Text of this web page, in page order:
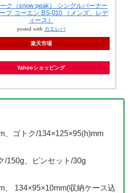
ク（snow peak） シングルバーナー
ブ コーエン BS-010 （メンズ、レデ
ィース）
posted with カエレバ
楽天市場
Yahooショッピング
、ゴトク/134×125×95(h)mm
/150g、ピンセット/30g
、 134×95×10mm(収納ケース込